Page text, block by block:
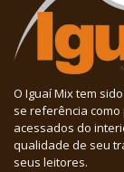
O Iguaí Mix tem
se referência como
acessados do
qualidade de seu
seus leitores.